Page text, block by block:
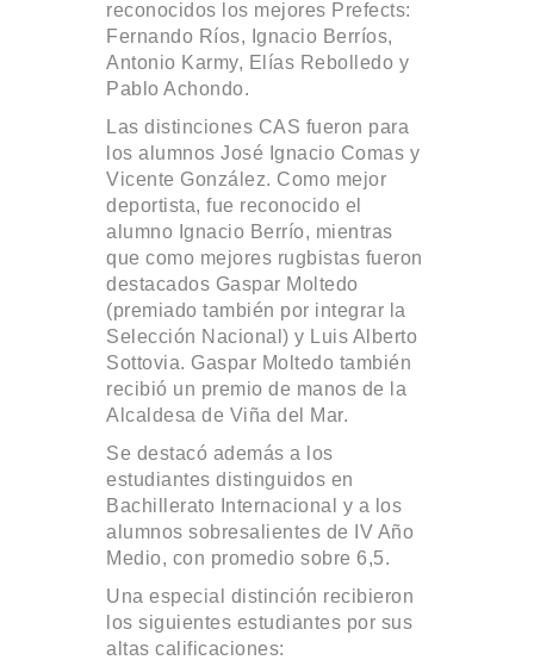
reconocidos los mejores Prefects:
Fernando Ríos, Ignacio Berríos,
Antonio Karmy, Elías Rebolledo y
Pablo Achondo.
Las distinciones CAS fueron para
los alumnos José Ignacio Comas y
Vicente González. Como mejor
deportista, fue reconocido el
alumno Ignacio Berrío, mientras
que como mejores rugbistas fueron
destacados Gaspar Moltedo
(premiado también por integrar la
Selección Nacional) y Luis Alberto
Sottovia. Gaspar Moltedo también
recibió un premio de manos de la
Alcaldesa de Viña del Mar.
Se destacó además a los
estudiantes distinguidos en
Bachillerato Internacional y a los
alumnos sobresalientes de IV Año
Medio, con promedio sobre 6,5.
Una especial distinción recibieron
los siguientes estudiantes por sus
altas calificaciones: